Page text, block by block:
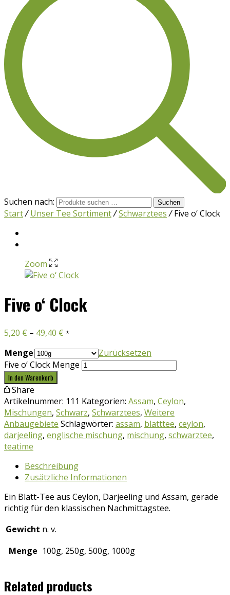
Suchen nach: Suchen
Start/ Unser Tee Sortiment/Schwarztees /Five o‘ Clock
Zoom
Five o‘ Clock
5,20 € – 49,40 € *
Menge
Zurücksetzen
Five o‘ Clock Menge
In den Warenkorb
Share
Artikelnummer: 111 Kategorien: Assam, Ceylon,
Mischungen, Schwarz, Schwarztees, Weitere
Anbaugebiete Schlagwörter: assam, blatttee, ceylon,
darjeeling, englische mischung, mischung, schwarztee,
teatime
Beschreibung
Zusätzliche Informationen
Ein Blatt-Tee aus Ceylon, Darjeeling und Assam, gerade
richtig für den klassischen Nachmittagstee.
Gewicht n. v.
Menge 100g, 250g, 500g, 1000g
Related products